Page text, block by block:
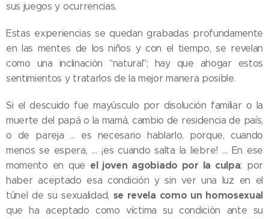
sus juegos y ocurrencias.
Estas experiencias se quedan grabadas profundamente
en las mentes de los niños y con el tiempo, se revelan
como una inclinación "natural"; hay que ahogar estos
sentimientos y tratarlos de la mejor manera posible.
Si el descuido fue mayúsculo por disolución familiar o la
muerte del papá o la mamá, cambio de residencia de país,
o de pareja … es necesario hablarlo, porque, cuando
menos se espera, … ¡es cuando salta la liebre! … En ese
momento en que el joven agobiado por la culpa; por
haber aceptado esa condición y sin ver una luz en el
túnel de su sexualidad, se revela como un homosexual
que ha aceptado como víctima su condición ante su